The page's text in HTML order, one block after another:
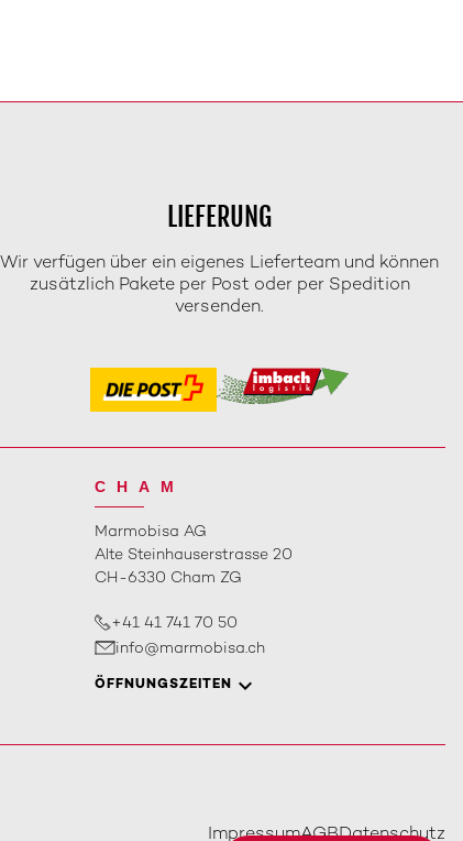
LIEFERUNG
Wir verfügen über ein eigenes Lieferteam und können
zusätzlich Pakete per Post oder per Spedition
versenden.
CHAM
Marmobisa AG
Alte Steinhauserstrasse 20
CH-6330 Cham ZG
+41 41 741 70 50
info@marmobisa.ch
ÖFFNUNGSZEITEN
ImpressumAGBDatenschutz